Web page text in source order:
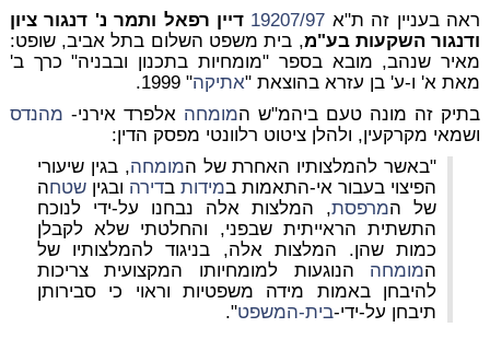
ראה בעניין זה ת"א 19207/97 דיין רפאל ותמר נ' דנגור ציון
ודנגור השקעות בע"מ, בית משפט השלום בתל אביב, שופט:
מאיר שנהב, מובא בספר "מומחיות בתכנון ובבניה" כרך ב'
מאת א' ו-ע' בן עזרא בהוצאת "אתיקה" 1999.
בתיק זה מונה טעם ביהמ"ש המומחה אלפרד אירני- מהנדס
ושמאי מקרקעין, ולהלן ציטוט רלוונטי מפסק הדין:
"באשר להמלצותיו האחרת של המומחה, בגין שיעורי
הפיצוי בעבור אי-התאמות במידות בדירה ובגיןשטחה
של המרפסת, המלצות אלה נבחנו על-ידי לנוכח
התשתית הראייתית שבפני, והחלטתי שלא לקבלן
כמות שהן. המלצות אלה, בניגוד להמלצותיו של
המומחה הנוגעות למומחיותו המקצועית צריכות
להיבחן באמות מידה משפטיות וראוי כי סבירותן
תיבחן על-ידי-בית-המשפט".